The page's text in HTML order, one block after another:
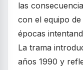
las
con el equipo
épocas
La trama
años 1990 y